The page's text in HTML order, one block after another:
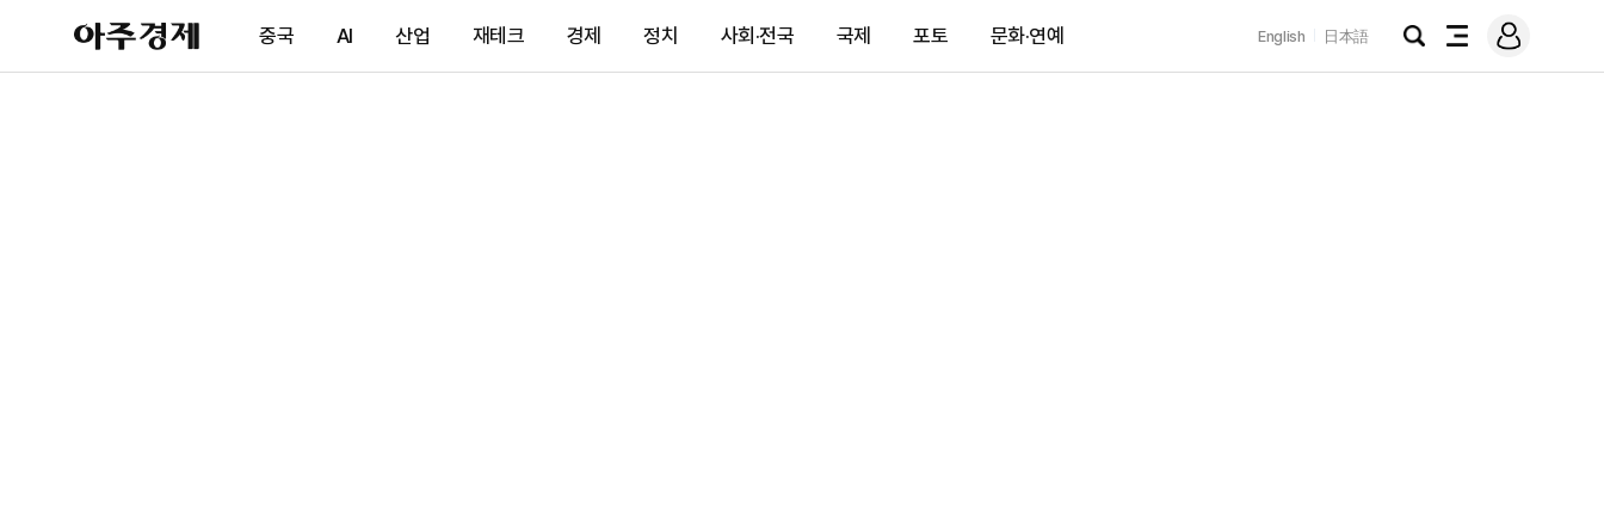
아
주
제
중국 AI 산업 재테크 경제 정치 사회·전국 국제 포토 문화·연예 English 日本語
검
전
메
그